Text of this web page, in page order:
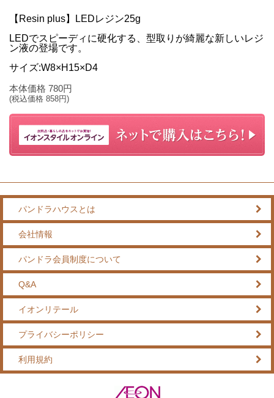
【Resin plus】LEDレジン25g
LEDでスピーディに硬化する、型取りが綺麗な新しいレジ
ン液の登場です。
サイズ:W8×H15×D4
本体価格 780円
(税込価格 858円)
パンドラハウスとは
会社情報
パンドラ会員制度について
Q&A
イオンリテール
プライバシーポリシー
利用規約